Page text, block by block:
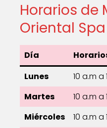
Horarios de
Oriental Spa
Día
Lunes
10 a.m a
Martes
10 a.m a
Miércoles
10 a.m a